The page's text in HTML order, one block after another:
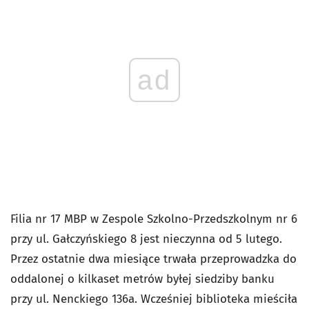
ad
Filia nr 17 MBP w Zespole Szkolno-Przedszkolnym nr 6
przy ul. Gałczyńskiego 8 jest nieczynna od 5 lutego.
Przez ostatnie dwa miesiące trwała przeprowadzka do
oddalonej o kilkaset metrów byłej siedziby banku
przy ul. Nenckiego 136a. Wcześniej biblioteka mieściła